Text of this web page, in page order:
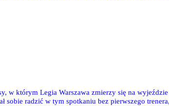
w którym Legia Warszawa zmierzy się na wyjeździe
sobie radzić w tym spotkaniu bez pierwszego